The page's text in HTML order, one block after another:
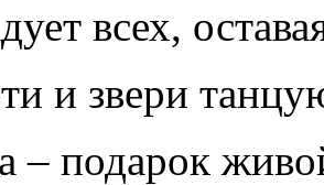
всех,
и звери
– подарок